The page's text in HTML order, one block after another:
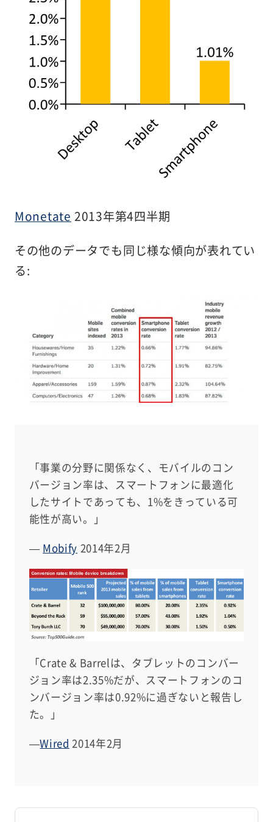
Monetate 2013年第4四半期
その他のデータでも同じ様な傾向が表れてい
る:
「事業の分野に関係なく、モバイルのコン
バージョン率は、スマートフォンに最適化
したサイトであっても、1%をきっている可
能性が高い。」
— Mobify 2014年2月
「Crate & Barrelは、タブレットのコンバー
ジョン率は2.35%だが、スマートフォンのコ
ンバージョン率は0.92%に過ぎないと報告し
た。」
—Wired 2014年2月